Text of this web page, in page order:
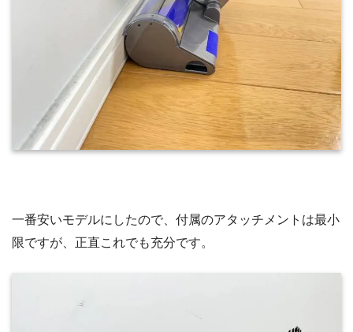
一番安いモデルにしたので、付属のアタッチメントは最小
限ですが、正直これでも充分です。